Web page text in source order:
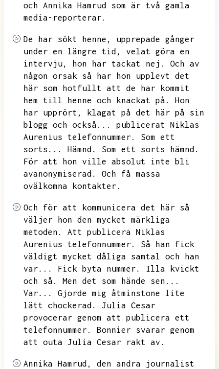
och Annika Hamrud som är två gamla
media-reporterar.
De har sökt henne,
upprepade gånger
under en längre tid,
velat göra en
intervju,
hon har tackat nej.
Och av
någon orsak så har hon upplevt det
här som hotfullt att de har kommit
hem till henne och knackat på.
Hon
har upprört,
klagat på det här på sin
blogg och också...
publicerat Niklas
Aurenius telefonnummer.
Som ett
sorts...
Hämnd.
Som ett sorts hämnd.
För att hon ville absolut inte bli
avanonymiserad.
Och få massa
ovälkomna kontakter.
Och för att kommunicera det här så
väljer hon den mycket märkliga
metoden.
Att publicera Niklas
Aurenius telefonnummer.
Så han fick
väldigt mycket dåliga samtal och han
var...
Fick byta nummer.
Illa kvickt
och så.
Men det som hände sen...
Var...
Gjorde mig åtminstone lite
lätt chockerad.
Julia Cesar
provocerar genom att publicera ett
telefonnummer.
Bonnier svarar genom
att outa Julia Cesar rakt av.
Annika Hamrud,
den andra journalist